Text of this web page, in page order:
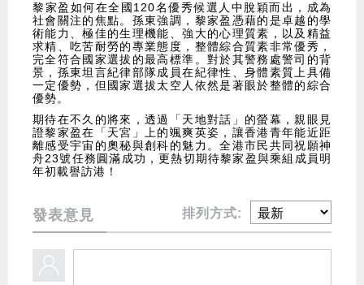
黎家盈如何在全國120名優秀候選人中脫穎而出，成為
社會關注的焦點。孫東強調，黎家盈憑藉的是卓越的學
術能力、極佳的生理機能、強大的心理質素，以及精益
求精、吃苦耐勞的專業態度，整體綜合質素非常優秀，
完全符合國家選拔的最高標準。對於其警務處警司的背
景，孫東坦言紀律部隊成員在紀律性、身體素質上具備
一定優勢，但國家選拔太空人依然是著眼於整體的綜合
優勢。
期待在不久的將來，透過「天地對話」的螢幕，親眼見
證黎家盈在「天宮」上的颯爽英姿，讓香港青年能近距
離感受宇宙的奧秘與創科的魅力。全港市民共同祝願神
舟23號任務圓滿成功，更熱切期待黎家盈與乘組成員明
年初載譽訪港！
發表意見 排列方式: